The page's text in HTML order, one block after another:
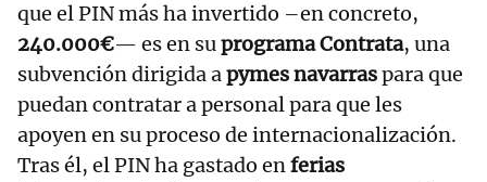
que el PIN más ha invertido –en concreto,
240.000€— es en suprograma Contrata, una
subvención dirigida apymes navarraspara que
puedan contratar a personal para que les
apoyen en su proceso de internacionalización.
Tras él, el PIN ha gastado enferias